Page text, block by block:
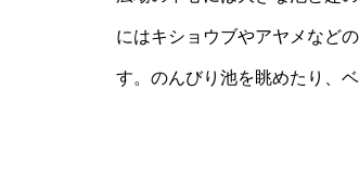
にはキショウブやアヤメなど
す。のんびり池を眺めたり、